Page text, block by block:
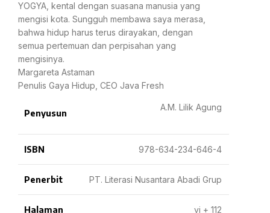
YOGYA, kental dengan suasana manusia yang
mengisi kota. Sungguh membawa saya merasa,
bahwa hidup harus terus dirayakan, dengan
semua pertemuan dan perpisahan yang
mengisinya.
Margareta Astaman
Penulis Gaya Hidup, CEO Java Fresh
Penyusun
A.M. Lilik Agung
ISBN 978-634-234-646-4
Penerbit PT. Literasi Nusantara Abadi Grup
Halaman vi + 112